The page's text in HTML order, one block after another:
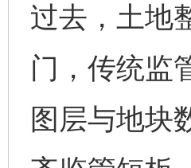
过去，土地
门，传统监
图层与地块